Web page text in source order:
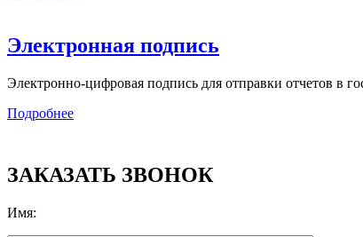
Электронная подпись
Электронно-цифровая подпись для отправки отчетов в
Подробнее
ЗАКАЗАТЬ ЗВОНОК
Имя: